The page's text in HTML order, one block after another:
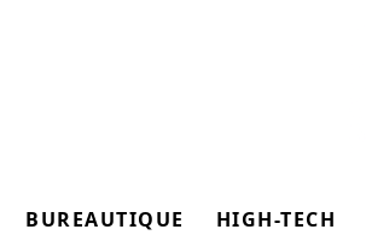
BUREAUTIQUE HIGH-TECH